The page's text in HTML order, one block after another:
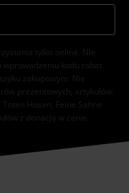
tylko online. NIe
wprowadzeniu kodu rabat
zakupowym. Nie
prezentowych, artykułów:
Hosen, Feine Sahne
z donacją w cenie.